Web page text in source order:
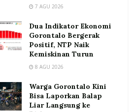
7 AGU 2026
Dua Indikator Ekonomi
Gorontalo Bergerak
Positif, NTP Naik
Kemiskinan Turun
8 AGU 2026
Warga Gorontalo Kini
Bisa Laporkan Balap
Liar Langsung ke